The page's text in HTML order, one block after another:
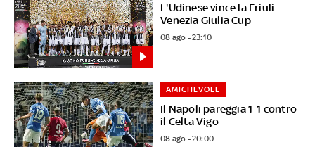
L'Udinese vince la Friuli
Venezia Giulia Cup
08 ago - 23:10
Il Napoli pareggia 1-1 contro
il Celta Vigo
AMICHEVOLE
08 ago - 20:00